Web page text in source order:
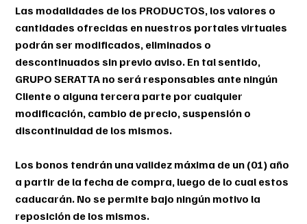
Las modalidades de los PRODUCTOS, los valores o
cantidades ofrecidas en nuestros portales virtuales
podrán ser modificados, eliminados o
descontinuados sin previo aviso. En tal sentido,
GRUPO SERATTA no será responsables ante ningún
Cliente o alguna tercera parte por cualquier
modificación, cambio de precio, suspensión o
discontinuidad de los mismos.
Los bonos tendrán una validez máxima de un (01) año
a partir de la fecha de compra, luego de lo cual estos
caducarán. No se permite bajo ningún motivo la
reposición de los mismos.